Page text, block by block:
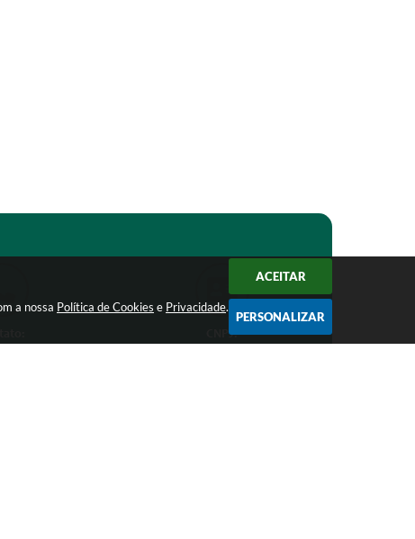
a nossa Política de Cookies e Privacidade.
ACEITAR
PERSONALIZAR
CNPJ: